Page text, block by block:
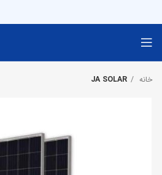
خانه JA SOLAR